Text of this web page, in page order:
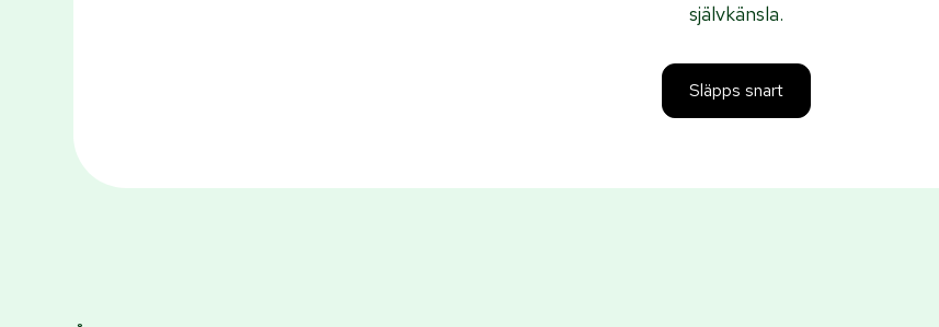
självkänsla.
Släpps snart